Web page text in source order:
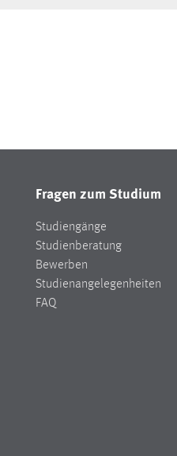
Fragen zum Studium
Studiengänge
Studienberatung
Bewerben
Studienangelegenheiten
FAQ